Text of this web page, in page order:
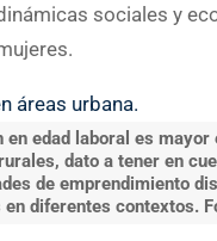
sociales y
en edad laboral es mayor
dato a tener en
de emprendimiento
en diferentes contextos.